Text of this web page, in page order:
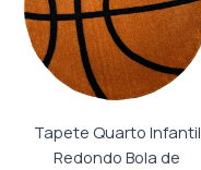
Tapete Quarto Infantil
Redondo Bola de